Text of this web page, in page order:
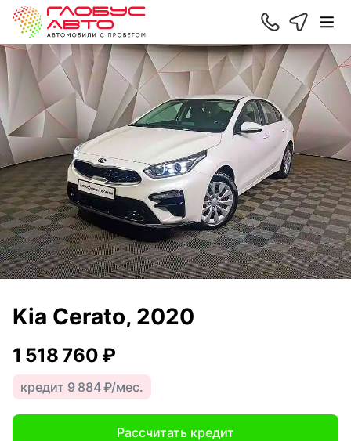
Kia Cerato, 2020
1 518 760 ₽
кредит 9 884 ₽/мес.
Рассчитать кредит